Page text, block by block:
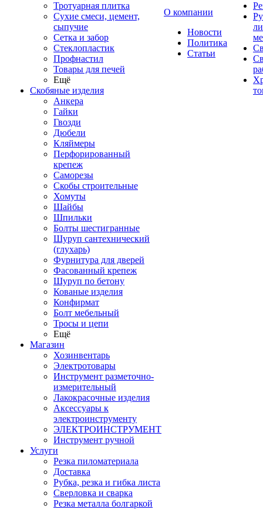
Тротуарная плитка
Сухие смеси, цемент,
сыпучие
Сетка и забор
Стеклопластик
Профнастил
Товары для печей
Ещё
Скобяные изделия
Анкера
Гайки
Гвозди
Дюбели
Кляймеры
Перфорированный
крепеж
Саморезы
Скобы строительные
Хомуты
Шайбы
Шпильки
Болты шестигранные
Шуруп сантехнический
(глухарь)
Фурнитура для дверей
Фасованный крепеж
Шуруп по бетону
Кованые изделия
Конфирмат
Болт мебельный
Тросы и цепи
Ещё
Магазин
Хозинвентарь
Электротовары
Инструмент разметочно-
измерительный
Лакокрасочные изделия
Аксессуары к
электроинструменту
ЭЛЕКТРОИНСТРУМЕНТ
Инструмент ручной
Услуги
Резка пиломатериала
Доставка
Рубка, резка и гибка листа
Сверловка и сварка
Резка металла болгаркой
О компании
Новости
Политика
Статьи